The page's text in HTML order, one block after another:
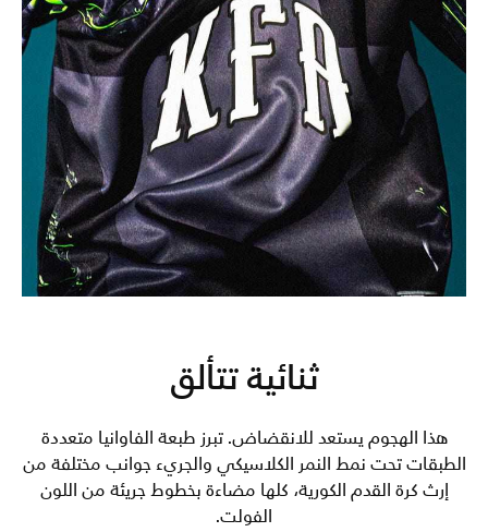
ثنائية تتألق
هذا الهجوم يستعد للانقضاض. تبرز طبعة الفاوانيا متعددة
الطبقات تحت نمط النمر الكلاسيكي والجريء جوانب مختلفة من
إرث كرة القدم الكورية، كلها مضاءة بخطوط جريئة من اللون
الفولت.